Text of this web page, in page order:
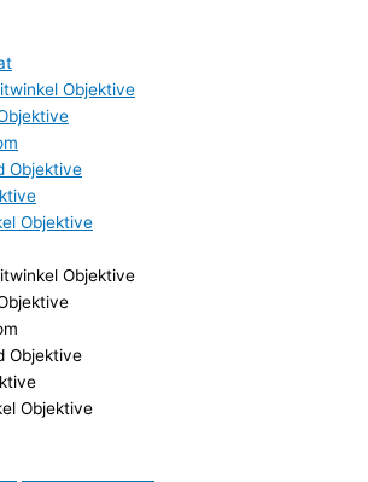
Objektive
Objektive
Objektive
Objektive
Objektive
Objektive